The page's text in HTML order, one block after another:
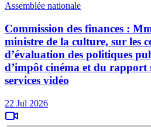
Assemblée nationale
Commission des finances :
ministre de la culture, sur les
d’évaluation des politiques
d’impôt cinéma et du rapport
services vidéo
22 Jul 2026